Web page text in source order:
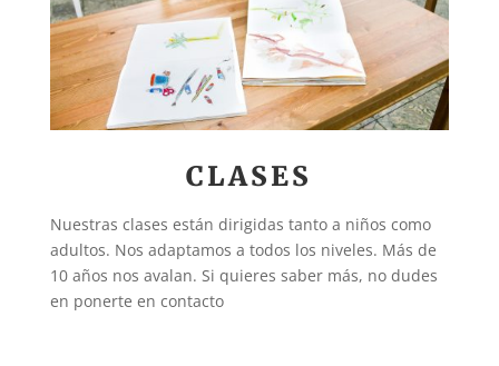
CLASES
Nuestras clases están dirigidas tanto a niños como
adultos. Nos adaptamos a todos los niveles. Más de
10 años nos avalan. Si quieres saber más, no dudes
en ponerte en contacto